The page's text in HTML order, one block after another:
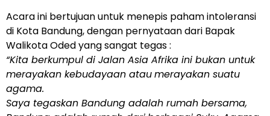
Acara ini bertujuan untuk menepis paham intoleransi
di Kota Bandung, dengan pernyataan dari Bapak
Walikota Oded yang sangat tegas :
“Kita berkumpul di Jalan Asia Afrika ini bukan untuk
merayakan kebudayaan ataumerayakan suatu
agama.
Saya tegaskan Bandung adalah rumah bersama,